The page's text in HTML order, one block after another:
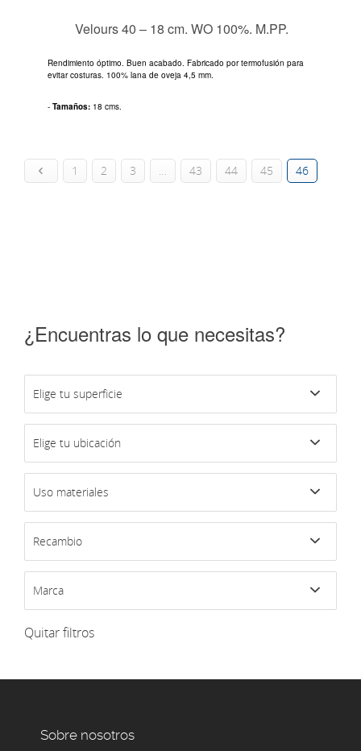
Velours 40 – 18 cm. WO 100%. M.PP.
Rendimiento óptimo. Buen acabado. Fabricado por termofusión para
evitar costuras. 100% lana de oveja 4,5 mm.
- Tamaños: 18 cms.
1 2 3 … 43 44 45 46
¿Encuentras lo que necesitas?
Elige tu superficie
Elige tu ubicación
Uso materiales
Recambio
Marca
Quitar filtros
Sobre nosotros